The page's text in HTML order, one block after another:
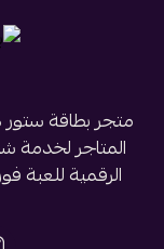
متجر بطاقة
المتاجر لخدمة
الرقمية للعبة